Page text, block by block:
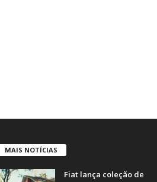
MAIS NOTÍCIAS
Fiat lança coleção de